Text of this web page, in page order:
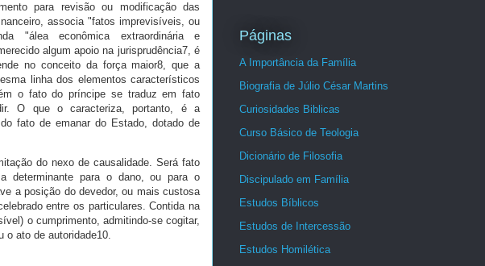
para revisão ou modificação das
associa "fatos imprevisíveis, ou
"álea econômica extraordinária e
algum apoio na jurisprudência7, é
no conceito da força maior8, que a
linha dos elementos característicos
o fato do príncipe se traduz em fato
O que o caracteriza, portanto, é a
fato de emanar do Estado, dotado de
do nexo de causalidade. Será fato
determinante para o dano, ou para o
a posição do devedor, ou mais custosa
entre os particulares. Contida na
o cumprimento, admitindo-se cogitar,
o ato de autoridade10.
Páginas
A Importância da Família
Biografia de Júlio César Martins
Curiosidades Biblicas
Curso Básico de Teologia
Dicionário de Filosofia
Discipulado em Família
Estudos Bíblicos
Estudos de Intercessão
Estudos Homilética